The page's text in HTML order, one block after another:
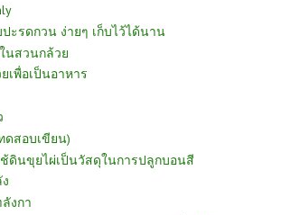
ะรดกวน ง่ายๆ เก็บไว้ได้นาน
นสวนกล้วย
เพื่อเป็นอาหาร
ดสอบเขียน)
ดินขุยไผ่เป็นวัสดุในการปลูกบอนสี
งกา